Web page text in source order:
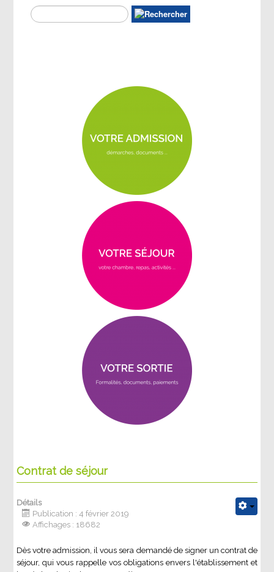
Contrat de séjour
Détails
Publication : 4 février 2019
Affichages : 18682
Dès votre admission, il vous sera demandé de signer un contrat de
séjour, qui vous rappelle vos obligations envers l'établissement et